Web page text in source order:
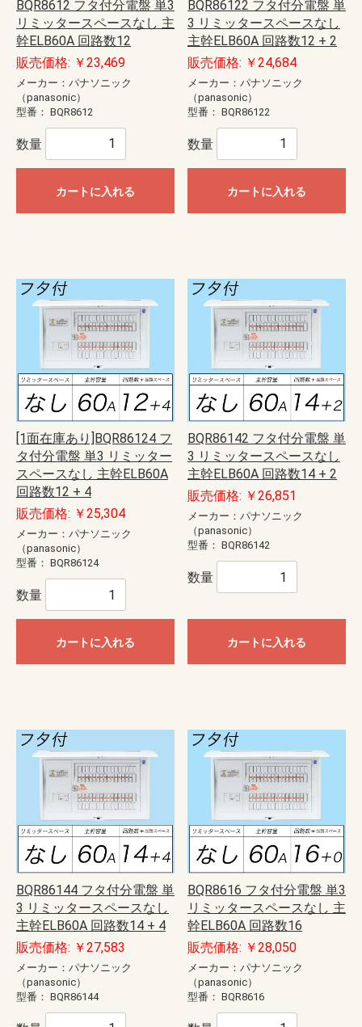
BQR8612 フタ付分電盤 単3
リミッタースペースなし 主
幹ELB60A 回路数12
販売価格: ￥23,469
メーカー：パナソニック
（panasonic）
型番： BQR8612
数量
カートに入れる
BQR86122 フタ付分電盤 単
3 リミッタースペースなし
主幹ELB60A 回路数12 + 2
販売価格: ￥24,684
メーカー：パナソニック
（panasonic）
型番： BQR86122
数量
カートに入れる
[1面在庫あり]BQR86124 フ
タ付分電盤 単3 リミッター
スペースなし 主幹ELB60A
回路数12 + 4
販売価格: ￥25,304
メーカー：パナソニック
（panasonic）
型番： BQR86124
数量
カートに入れる
BQR86142 フタ付分電盤 単
3 リミッタースペースなし
主幹ELB60A 回路数14 + 2
販売価格: ￥26,851
メーカー：パナソニック
（panasonic）
型番： BQR86142
数量
カートに入れる
BQR86144 フタ付分電盤 単
3 リミッタースペースなし
主幹ELB60A 回路数14 + 4
販売価格: ￥27,583
メーカー：パナソニック
（panasonic）
型番： BQR86144
BQR8616 フタ付分電盤 単3
リミッタースペースなし 主
幹ELB60A 回路数16
販売価格: ￥28,050
メーカー：パナソニック
（panasonic）
型番： BQR8616